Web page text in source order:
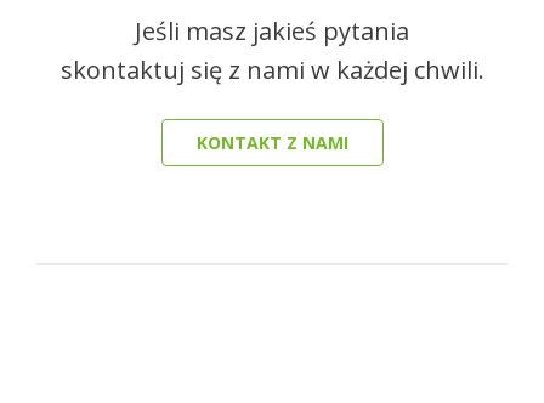
Jeśli masz jakieś pytania
skontaktuj się z nami w każdej chwili.
KONTAKT Z NAMI